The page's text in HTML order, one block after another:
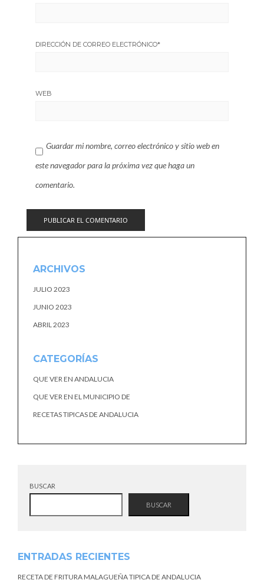
DIRECCIÓN DE CORREO ELECTRÓNICO*
WEB
Guardar mi nombre, correo electrónico y sitio web en
este navegador para la próxima vez que haga un
comentario.
ARCHIVOS
JULIO 2023
JUNIO 2023
ABRIL 2023
CATEGORÍAS
QUE VER EN ANDALUCIA
QUE VER EN EL MUNICIPIO DE
RECETAS TIPICAS DE ANDALUCIA
BUSCAR
BUSCAR
ENTRADAS RECIENTES
RECETA DE FRITURA MALAGUEÑA TIPICA DE ANDALUCIA